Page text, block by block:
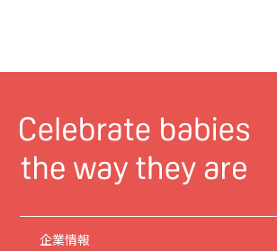
企業情報